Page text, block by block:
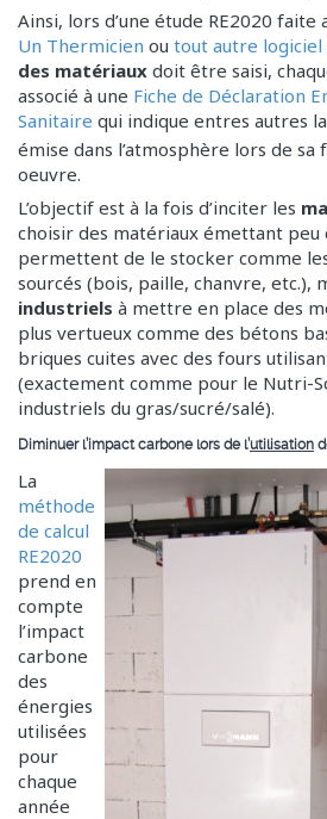
Ainsi, lors d’une étude RE2020 faite
Un Thermicien ou tout autre logiciel
des matériaux doit être saisi,
associé à une Fiche de Déclaration
Sanitaire qui indique entres autres
émise dans l’atmosphère lors de
oeuvre.
L’objectif est à la fois d’inciter les
choisir des matériaux émettant peu
permettent de le stocker comme
sourcés (bois, paille, chanvre, etc.),
industriels à mettre en place des
plus vertueux comme des bétons
briques cuites avec des fours
(exactement comme pour le Nutri-
industriels du gras/sucré/salé).
Diminuer l’impact carbone lors de l’utilisation
La
méthode
de calcul
RE2020
prend en
compte
l’impact
carbone
des
énergies
utilisées
pour
chaque
année